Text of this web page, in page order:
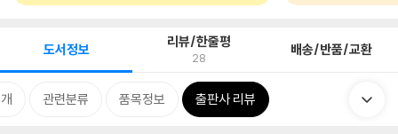
도서정보 리뷰/한줄평
28 배송/반품/교환
관련분류 품목정보 출판사 리뷰